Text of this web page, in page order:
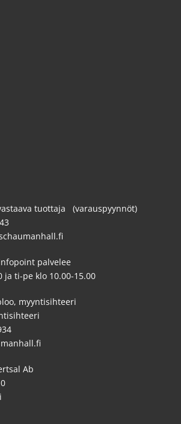
tuottaja (varauspyynnöt)
palvelee
ja ti-pe klo 10.00-15.00
myyntisihteeri
Ab